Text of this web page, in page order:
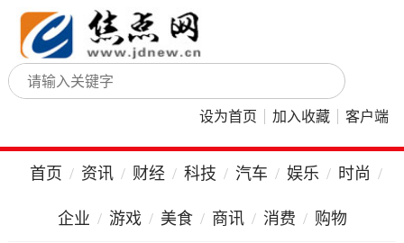
设为首页 加入收藏 客户端
首页 资讯 财经 科技 汽车 娱乐 时尚
企业 游戏 美食 商讯 消费 购物